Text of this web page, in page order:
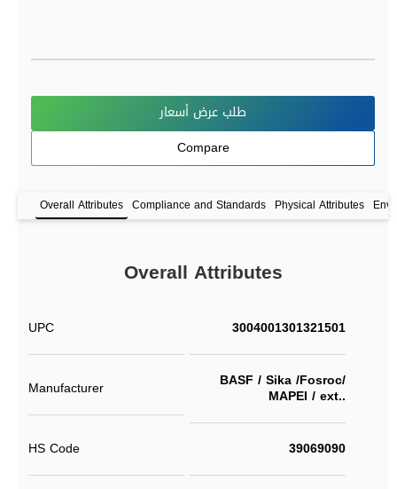
طلب عرض أسعار
Compare
Overall Attributes Compliance and Standards Physical Attributes
Overall Attributes
UPC 3004001301321501
Manufacturer BASF / Sika /Fosroc/
MAPEI / ext..
HS Code 39069090